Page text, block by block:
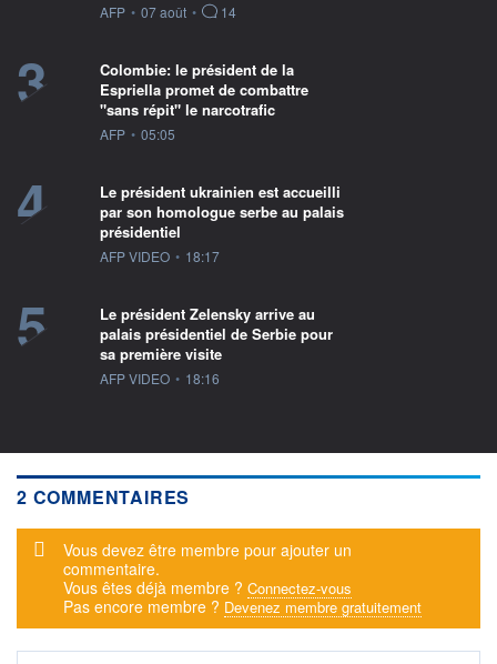
information fournie par
AFP • 07 août • 14
3
Colombie: le président de la
Espriella promet de combattre
"sans répit" le narcotrafic
information fournie par
AFP • 05:05
4
Le président ukrainien est accueilli
par son homologue serbe au palais
présidentiel
information fournie par
AFP VIDEO • 18:17
5
Le président Zelensky arrive au
palais présidentiel de Serbie pour
sa première visite
information fournie par
AFP VIDEO • 18:16
2 COMMENTAIRES
Message d'alerte
Vous devez être membre pour ajouter un
commentaire.
Vous êtes déjà membre ? Connectez-vous
Pas encore membre ? Devenez membre gratuitement